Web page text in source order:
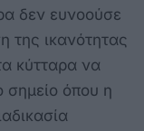
δεν ευνοούσε
της ικανότητας
κύτταρα να
όπου η